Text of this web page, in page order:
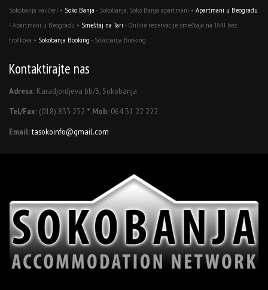
Sokobanja vaučeri • Soko Banja - Sokobanja, Soko Banja apartmani • Apartmani u Beogradu
- Apartmani u Beogradu • Smeštaj na Tari - Online rezervacije smeštaja na TARI bez
troškova • Sokobanja Booking - Sokobanja Booking
Kontaktirajte nas
Adresa: Karadjordjeva bb/3, Sokobanja
Tel/Fax: (018) 833 232 * Mob: 064 31 22 222
Email:tasokoinfo@gmail.com